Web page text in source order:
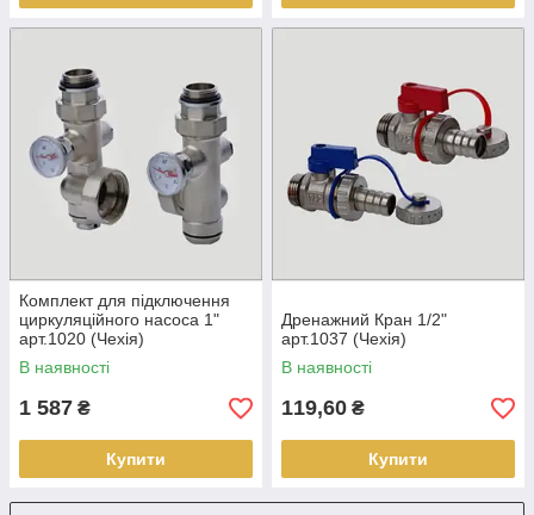
Комплект для підключення
циркуляційного насоса 1"
арт.1020 (Чехія)
В наявності
1 587 ₴
Купити
Дренажний Кран 1/2"
арт.1037 (Чехія)
В наявності
119,60 ₴
Купити